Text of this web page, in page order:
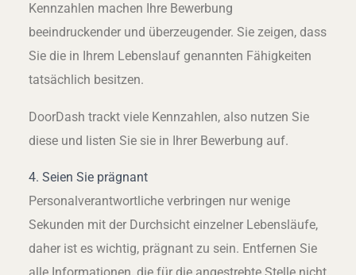
Kennzahlen machen Ihre Bewerbung
beeindruckender und überzeugender. Sie zeigen, dass
Sie die in Ihrem Lebenslauf genannten Fähigkeiten
tatsächlich besitzen.
DoorDash trackt viele Kennzahlen, also nutzen Sie
diese und listen Sie sie in Ihrer Bewerbung auf.
4. Seien Sie prägnant
Personalverantwortliche verbringen nur wenige
Sekunden mit der Durchsicht einzelner Lebensläufe,
daher ist es wichtig, prägnant zu sein. Entfernen Sie